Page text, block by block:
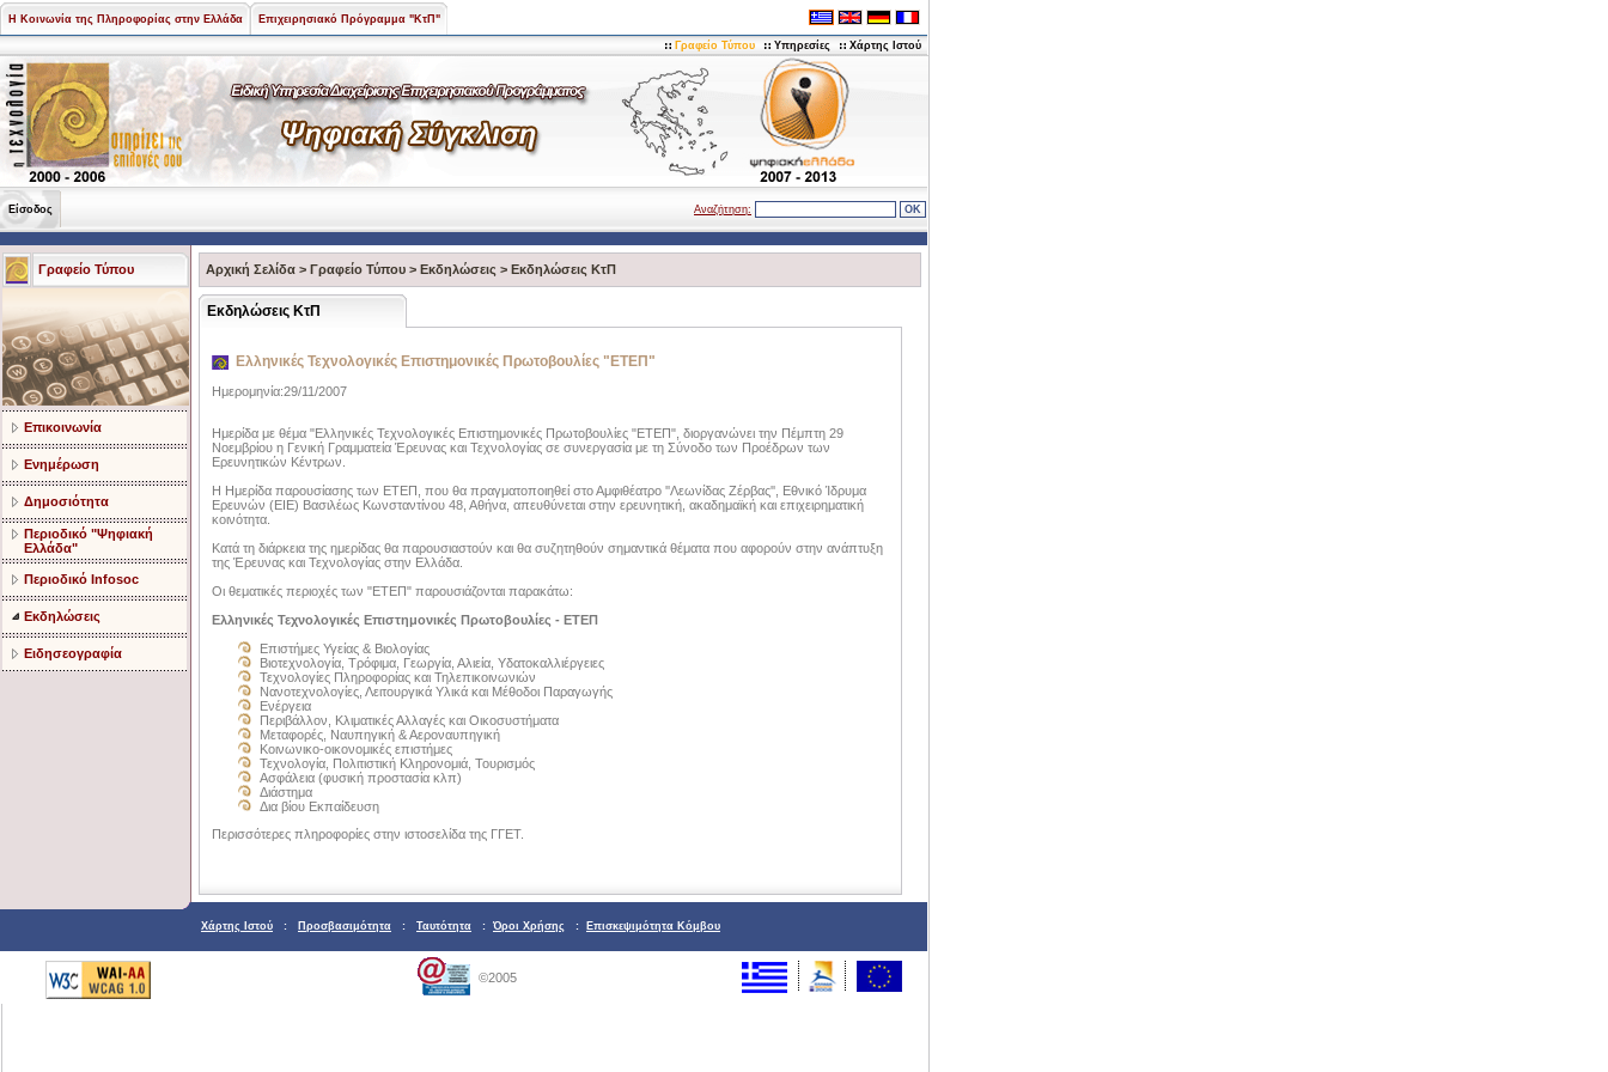
Η Κοινωνία της Πληροφορίας στην Ελλάδα Επιχειρησιακό Πρόγραμμα "ΚτΠ"
Γραφείο Τύπου Υπηρεσίες Χάρτης Ιστού
Είσοδος Αναζήτηση:
Γραφείο Τύπου
Επικοινωνία
Ενημέρωση
Δημοσιότητα
Περιοδικό "Ψηφιακή
Ελλάδα"
Περιοδικό Infosoc
Εκδηλώσεις
Ειδησεογραφία
Αρχική Σελίδα > Γραφείο Τύπου > Εκδηλώσεις > Εκδηλώσεις ΚτΠ
Εκδηλώσεις ΚτΠ
Ελληνικές Τεχνολογικές Επιστημονικές Πρωτοβουλίες "ΕΤΕΠ"
Ημερομηνία:29/11/2007
Ημερίδα με θέμα "Ελληνικές Τεχνολογικές Επιστημονικές Πρωτοβουλίες "ΕΤΕΠ", διοργανώνει την Πέμπτη 29
Νοεμβρίου η Γενική Γραμματεία Έρευνας και Τεχνολογίας σε συνεργασία με τη Σύνοδο των Προέδρων των
Ερευνητικών Κέντρων.
Η Ημερίδα παρουσίασης των ΕΤΕΠ, που θα πραγματοποιηθεί στο Αμφιθέατρο ''Λεωνίδας Ζέρβας'', Εθνικό Ίδρυμα
Ερευνών (ΕΙΕ) Βασιλέως Κωνσταντίνου 48, Αθήνα, απευθύνεται στην ερευνητική, ακαδημαϊκή και επιχειρηματική
κοινότητα.
Κατά τη διάρκεια της ημερίδας θα παρουσιαστούν και θα συζητηθούν σημαντικά θέματα που αφορούν στην ανάπτυξη
της Έρευνας και Τεχνολογίας στην Ελλάδα.
Οι θεματικές περιοχές των "ΕΤΕΠ" παρουσιάζονται παρακάτω:
Ελληνικές Τεχνολογικές Επιστημονικές Πρωτοβουλίες - ΕΤΕΠ
Επιστήμες Υγείας & Βιολογίας
Βιοτεχνολογία, Τρόφιμα, Γεωργία, Αλιεία, Υδατοκαλλιέργειες
Τεχνολογίες Πληροφορίας και Τηλεπικοινωνιών
Νανοτεχνολογίες, Λειτουργικά Υλικά και Μέθοδοι Παραγωγής
Ενέργεια
Περιβάλλον, Κλιματικές Αλλαγές και Οικοσυστήματα
Μεταφορές, Ναυπηγική & Αεροναυπηγική
Κοινωνικο-οικονομικές επιστήμες
Τεχνολογία, Πολιτιστική Κληρονομιά, Τουρισμός
Ασφάλεια (φυσική προστασία κλπ)
Διάστημα
Δια βίου Εκπαίδευση
Περισσότερες πληροφορίες στην ιστοσελίδα της ΓΓΕΤ.
Χάρτης Ιστού : Προσβασιμότητα : Ταυτότητα : Όροι Χρήσης : Επισκεψιμότητα Κόμβου
©2005